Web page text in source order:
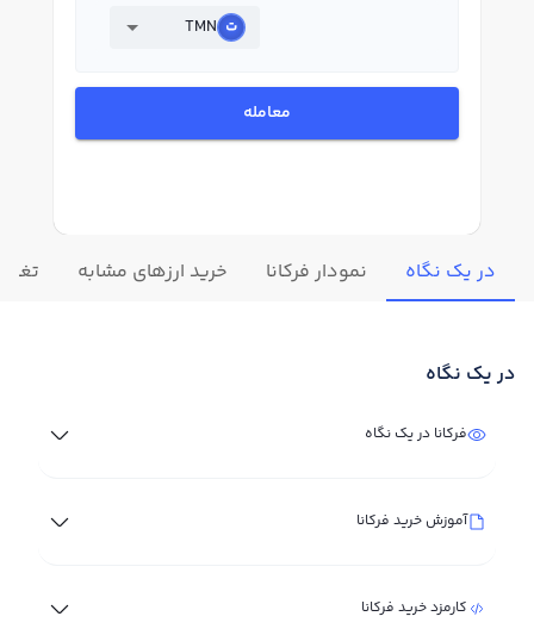
TMN
معامله
در یک نگاه نمودار فرکانا خرید ارزهای مشابه
در یک نگاه
فرکانا در یک نگاه
آموزش خرید فرکانا
کارمزد خرید فرکانا